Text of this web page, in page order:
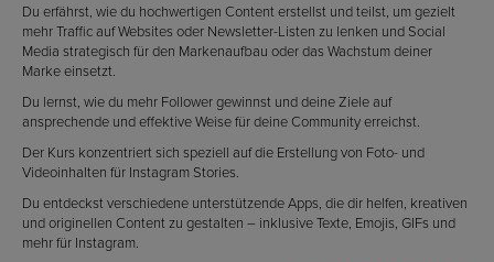
Du erfährst, wie du hochwertigen Content erstellst und teilst, um gezielt
mehr Traffic auf Websites oder Newsletter-Listen zu lenken und Social
Media strategisch für den Markenaufbau oder das Wachstum deiner
Marke einsetzt.
Du lernst, wie du mehr Follower gewinnst und deine Ziele auf
ansprechende und effektive Weise für deine Community erreichst.
Der Kurs konzentriert sich speziell auf die Erstellung von Foto- und
Videoinhalten für Instagram Stories.
Du entdeckst verschiedene unterstützende Apps, die dir helfen, kreativen
und originellen Content zu gestalten – inklusive Texte, Emojis, GIFs und
mehr für Instagram.